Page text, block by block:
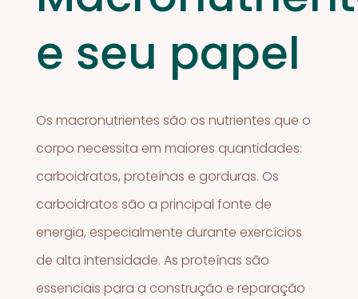
e seu papel
Os macronutrientes são os nutrientes que o
corpo necessita em maiores quantidades:
carboidratos, proteínas e gorduras. Os
carboidratos são a principal fonte de
energia, especialmente durante exercícios
de alta intensidade. As proteínas são
essenciais para a construção e reparação